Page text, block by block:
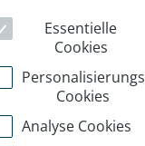
Essentielle
Cookies
Personalisierungs
Cookies
Analyse Cookies